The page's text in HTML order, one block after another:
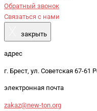
Обратный звонок
Связаться с нами
закрыть
адрес
г. Брест, ул. Советская 67-61
электронная почта
zakaz@new-ton.org